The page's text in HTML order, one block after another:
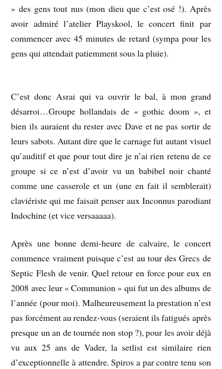
» des gens tout nus (mon dieu que c’est osé !). Après
avoir admiré l’atelier Playskool, le concert finit par
commencer avec 45 minutes de retard (sympa pour les
gens qui attendait patiemment sous la pluie).
C’est donc Asrai qui va ouvrir le bal, à mon grand
désarroi…Groupe hollandais de « gothic doom », et
bien ils auraient du rester avec Dave et ne pas sortir de
leurs sabots. Autant dire que le carnage fut autant visuel
qu’auditif et que pour tout dire je n’ai rien retenu de ce
groupe si ce n’est d’avoir vu un babibel noir chanté
comme une casserole et un (une en fait il semblerait)
claviériste qui me faisait penser aux Inconnus parodiant
Indochine (et vice versaaaaa).
Après une bonne demi-heure de calvaire, le concert
commence vraiment puisque c’est au tour des Grecs de
Septic Flesh de venir. Quel retour en force pour eux en
2008 avec leur « Communion » qui fut un des albums de
l’année (pour moi). Malheureusement la prestation n’est
pas forcément au rendez-vous (seraient ils fatigués après
presque un an de tournée non stop ?), pour les avoir déjà
vu aux 25 ans de Vader, la setlist est similaire rien
d’exceptionnelle à attendre. Spiros a par contre tenu son